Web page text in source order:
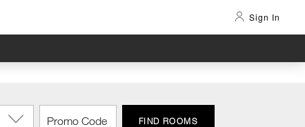
Sign In
FIND ROOMS